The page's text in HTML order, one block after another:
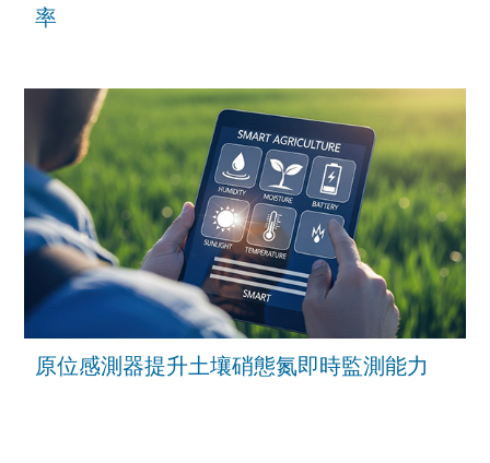
率
原位感測器提升土壤硝態氮即時監測能力